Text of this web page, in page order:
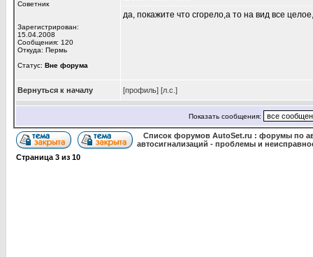
Советник
Зарегистрирован:
15.04.2008
Сообщения: 120
Откуда: Пермь
Статус: Вне форума
да, покажите что сгорело,а то на вид все
Вернуться к началу [профиль] [л.с.]
Показать сообщения:
Список форумов AutoSet.ru : форумы по
автосигнализаций - проблемы и
Страница 3 из 10